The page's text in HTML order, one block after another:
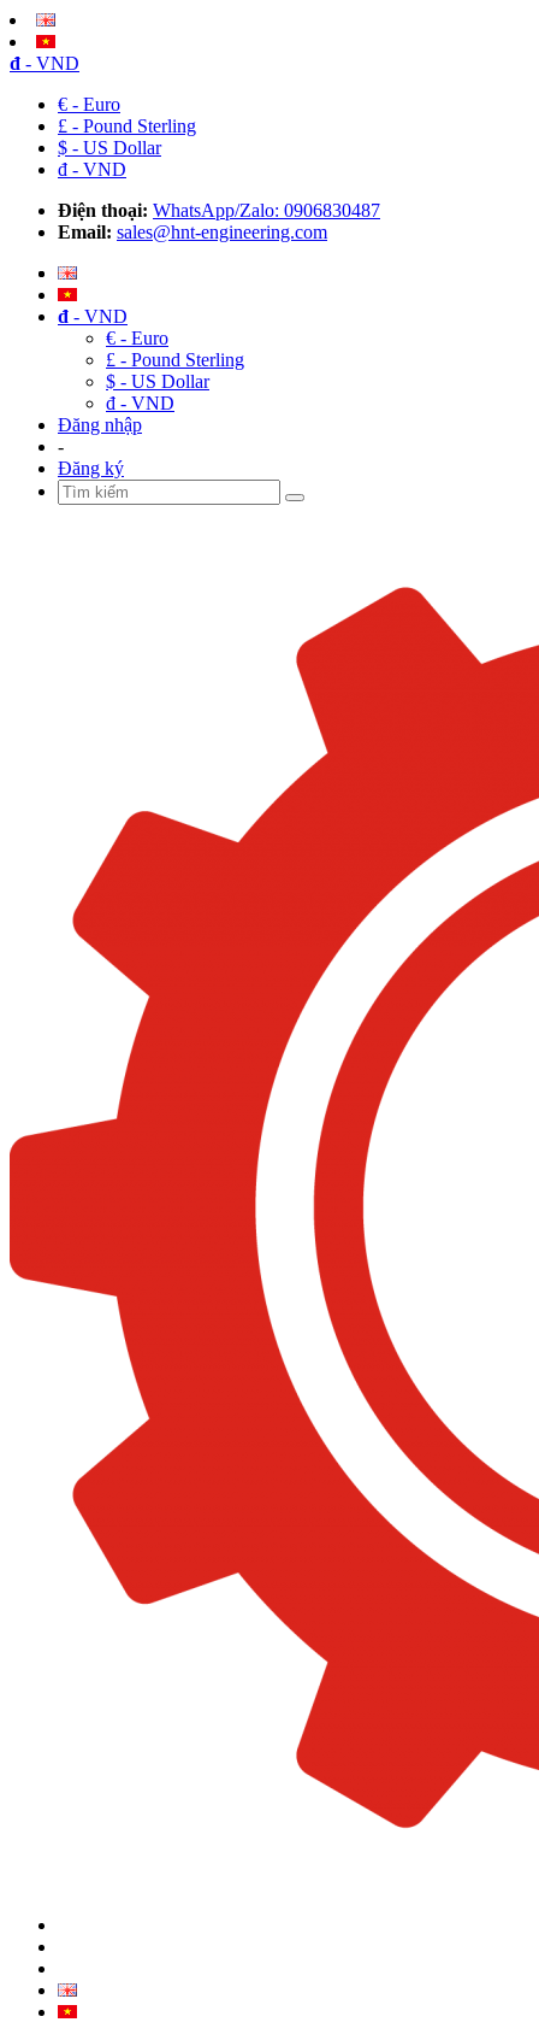
đ - VND
€ - Euro
£ - Pound Sterling
$ - US Dollar
đ - VND
Điện thoại: WhatsApp/Zalo: 0906830487
Email: sales@hnt-engineering.com
đ - VND
€ - Euro
£ - Pound Sterling
$ - US Dollar
đ - VND
Đăng nhập
-
Đăng ký